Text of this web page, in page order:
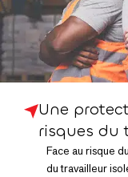
Une
risques du
Face au risque
du travailleur